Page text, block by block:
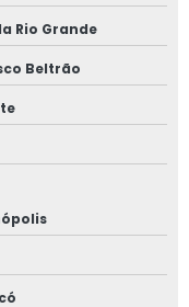
Rio Grande
Beltrão